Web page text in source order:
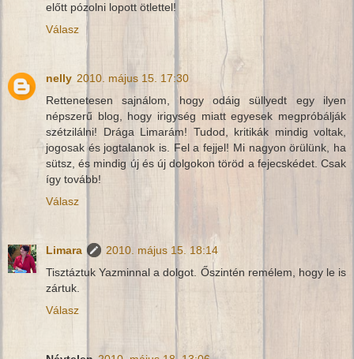
előtt pózolni lopott ötlettel!
Válasz
nelly 2010. május 15. 17:30
Rettenetesen sajnálom, hogy odáig süllyedt egy ilyen
népszerű blog, hogy irigység miatt egyesek megpróbálják
szétzilálni! Drága Limarám! Tudod, kritikák mindig voltak,
jogosak és jogtalanok is. Fel a fejjel! Mi nagyon örülünk, ha
sütsz, és mindig új és új dolgokon töröd a fejecskédet. Csak
így tovább!
Válasz
Limara
2010. május 15. 18:14
Tisztáztuk Yazminnal a dolgot. Őszintén remélem, hogy le is
zártuk.
Válasz